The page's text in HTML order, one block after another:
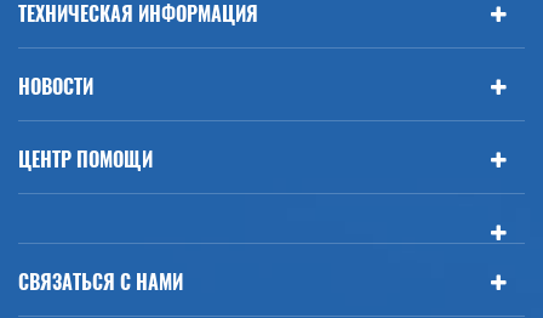
ТЕХНИЧЕСКАЯ ИНФОРМАЦИЯ
НОВОСТИ
ЦЕНТР ПОМОЩИ
СВЯЗАТЬСЯ С НАМИ